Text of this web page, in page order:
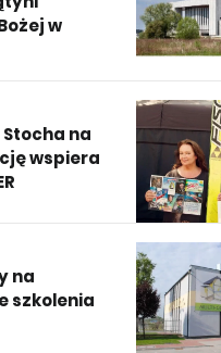
w
na
wspiera
na
szkolenia